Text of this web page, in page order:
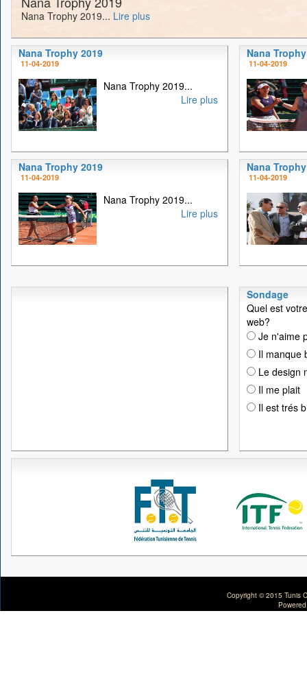
Nana Trophy 2019... Lire plus
Nana Trophy 2019
11-04-2019
Nana Trophy 2019...
Lire plus
Nana
11-04-2019
Nana Trophy 2019
11-04-2019
Nana Trophy 2019...
Lire plus
Nana
11-04-2019
Sondage
Quel est
web?
Je n'aime
Il manque
Le design
Il me plait
Il est trés
Copyright © 2015 Tunis